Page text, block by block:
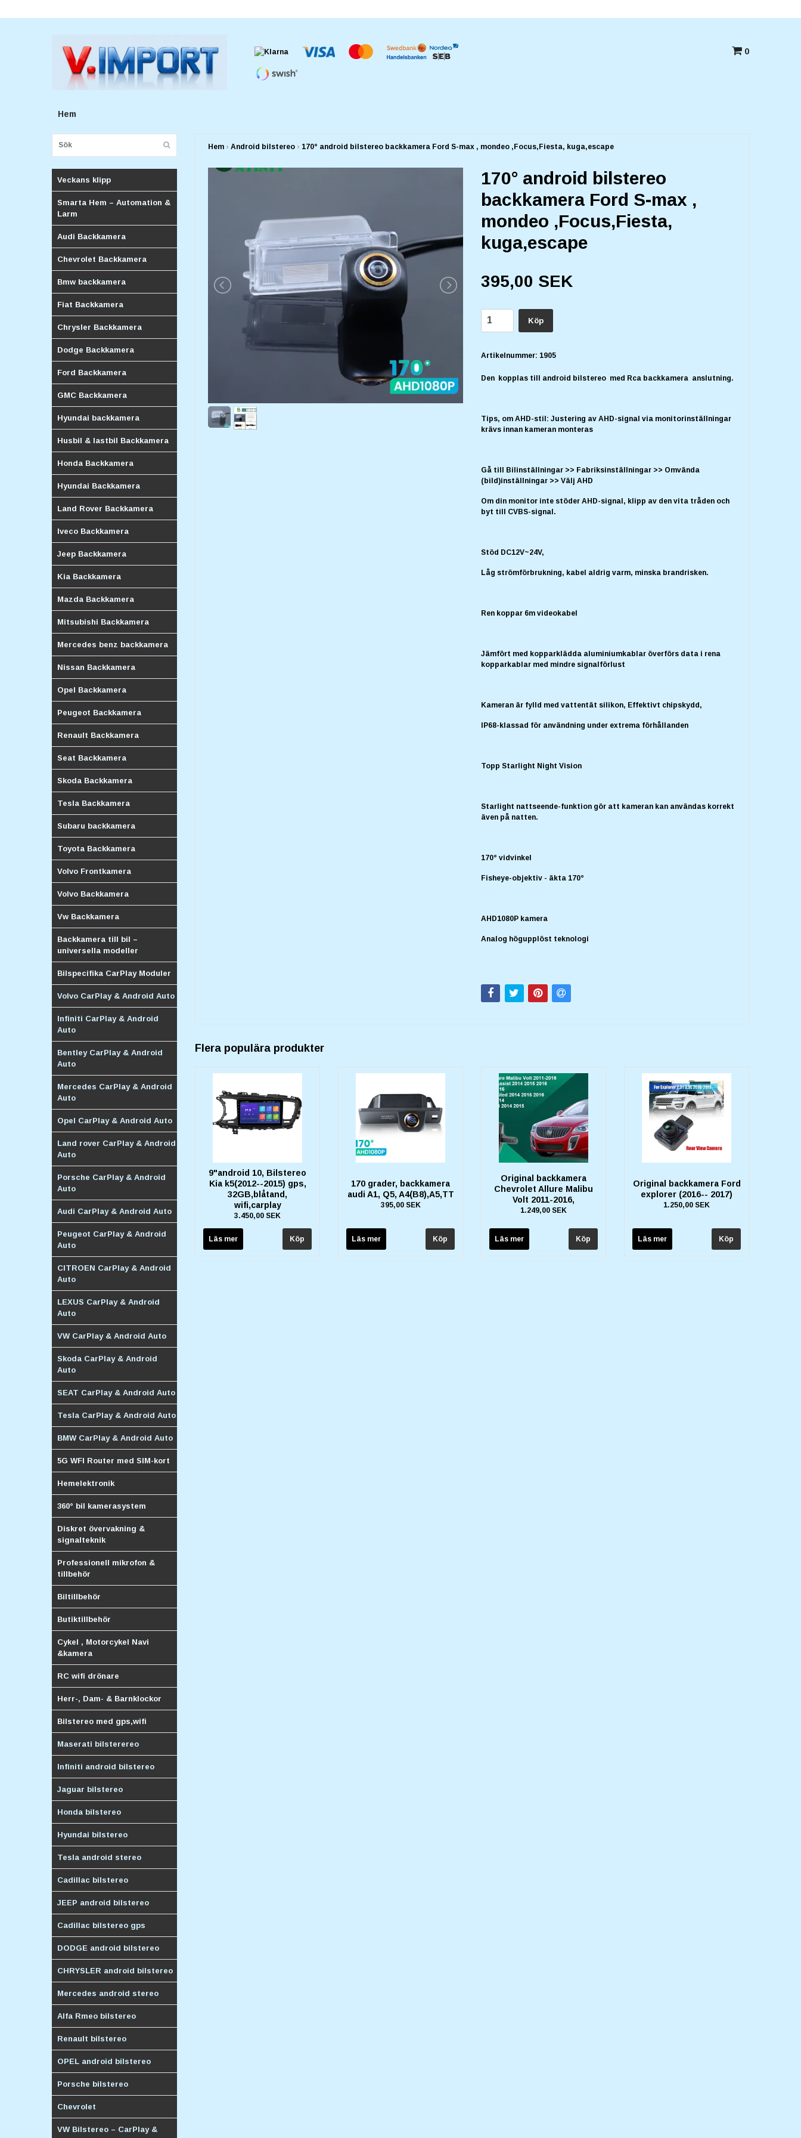
0
Hem
Veckans klipp
Smarta Hem – Automation &
Larm
Audi Backkamera
Chevrolet Backkamera
Bmw backkamera
Fiat Backkamera
Chrysler Backkamera
Dodge Backkamera
Ford Backkamera
GMC Backkamera
Hyundai backkamera
Husbil & lastbil Backkamera
Honda Backkamera
Hyundai Backkamera
Land Rover Backkamera
Iveco Backkamera
Jeep Backkamera
Kia Backkamera
Mazda Backkamera
Mitsubishi Backkamera
Mercedes benz backkamera
Nissan Backkamera
Opel Backkamera
Peugeot Backkamera
Renault Backkamera
Seat Backkamera
Skoda Backkamera
Tesla Backkamera
Subaru backkamera
Toyota Backkamera
Volvo Frontkamera
Volvo Backkamera
Vw Backkamera
Backkamera till bil –
universella modeller
Bilspecifika CarPlay Moduler
Volvo CarPlay & Android Auto
Infiniti CarPlay & Android
Auto
Bentley CarPlay & Android
Auto
Mercedes CarPlay & Android
Auto
Opel CarPlay & Android Auto
Land rover CarPlay & Android
Auto
Porsche CarPlay & Android
Auto
Audi CarPlay & Android Auto
Peugeot CarPlay & Android
Auto
CITROEN CarPlay & Android
Auto
LEXUS CarPlay & Android
Auto
VW CarPlay & Android Auto
Skoda CarPlay & Android
Auto
SEAT CarPlay & Android Auto
Tesla CarPlay & Android Auto
BMW CarPlay & Android Auto
5G WFI Router med SIM-kort
Hemelektronik
360° bil kamerasystem
Diskret övervakning &
signalteknik
Professionell mikrofon &
tillbehör
Biltillbehör
Butiktillbehör
Cykel , Motorcykel Navi
&kamera
RC wifi drönare
Herr-, Dam- & Barnklockor
Bilstereo med gps,wifi
Maserati bilsterereo
Infiniti android bilstereo
Jaguar bilstereo
Honda bilstereo
Hyundai bilstereo
Tesla android stereo
Cadillac bilstereo
JEEP android bilstereo
Cadillac bilstereo gps
DODGE android bilstereo
CHRYSLER android bilstereo
Mercedes android stereo
Alfa Rmeo bilstereo
Renault bilstereo
OPEL android bilstereo
Porsche bilstereo
Chevrolet
VW Bilstereo – CarPlay &
Hem › Android bilstereo › 170° android bilstereo backkamera Ford S-max , mondeo ,Focus,Fiesta, kuga,escape
170° android bilstereo
backkamera Ford S-max ,
mondeo ,Focus,Fiesta,
kuga,escape
395,00 SEK
Köp
Artikelnummer: 1905
Den kopplas till android bilstereo med Rca backkamera anslutning.
Tips, om AHD-stil: Justering av AHD-signal via monitorinställningar
krävs innan kameran monteras
Gå till Bilinställningar >> Fabriksinställningar >> Omvända
(bild)inställningar >> Välj AHD
Om din monitor inte stöder AHD-signal, klipp av den vita tråden och
byt till CVBS-signal.
Stöd DC12V~24V,
Låg strömförbrukning, kabel aldrig varm, minska brandrisken.
Ren koppar 6m videokabel
Jämfört med kopparklädda aluminiumkablar överförs data i rena
kopparkablar med mindre signalförlust
Kameran är fylld med vattentät silikon, Effektivt chipskydd,
IP68-klassad för användning under extrema förhållanden
Topp Starlight Night Vision
Starlight nattseende-funktion gör att kameran kan användas korrekt
även på natten.
170° vidvinkel
Fisheye-objektiv - äkta 170°
AHD1080P kamera
Analog högupplöst teknologi
Flera populära produkter
9"android 10, Bilstereo
Kia k5(2012--2015) gps,
32GB,blåtand,
wifi,carplay
3.450,00 SEK
Läs mer
170 grader, backkamera
audi A1, Q5, A4(B8),A5,TT
395,00 SEK
Läs mer
Original backkamera
Chevrolet Allure Malibu
Volt 2011-2016,
1.249,00 SEK
Läs mer
Original backkamera Ford
explorer (2016-- 2017)
1.250,00 SEK
Läs mer